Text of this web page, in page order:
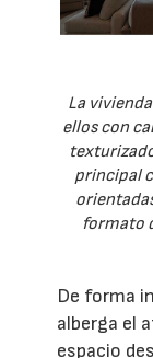
La
ellos con
principal
formato
De forma
alberga el
espacio